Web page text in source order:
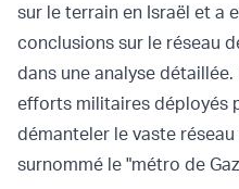
sur le terrain en Israël et a
conclusions sur le réseau
dans une analyse
efforts militaires déployés
démanteler le vaste
surnommé le "métro de